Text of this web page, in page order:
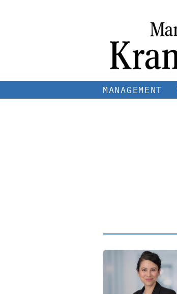
MANAGEMENT